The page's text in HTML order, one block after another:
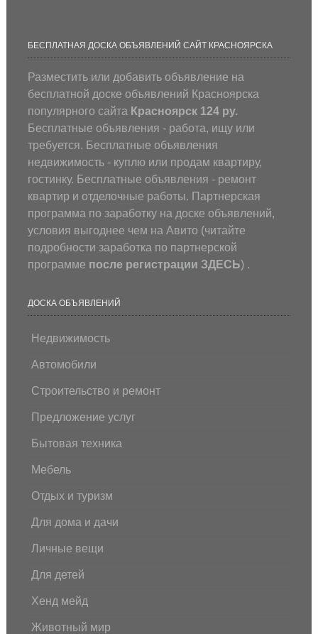
БЕСПЛАТНАЯ ДОСКА ОБЪЯВЛЕНИЙ САЙТ КРАСНОЯРСКА
Разместить или добавить объявление на
бесплатной доске объявлений Красноярска
популярного сайта Красноярск 124 ру.
Бесплатные объявления - работа, ищу или
требуется. Бесплатные объявления
недвижимость - куплю или продам квартиру,
гостинку. Бесплатные объявления - ремонт
квартир и отделочные работы. Партнерская
программа по заработку на доске объявлений,
условия выгоднее чем на Авито (читайте
подробности заработка по партнерской
программе после регистрации ЗДЕСЬ) .
ДОСКА ОБЪЯВЛЕНИЙ
Недвижимость
Автомобили
Строительство и ремонт
Предложение услуг
Бытовая техника
Мебель
Отдых и туризм
Для дома и дачи
Личные вещи
Для детей
Хенд мейд
Животный мир